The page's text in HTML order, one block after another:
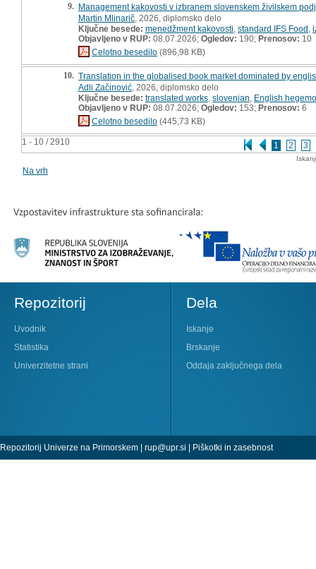
1 - 10 / 2910 1 2 3
9. Management kakovosti v izbranem slovenskem živilskem
Martin Mlinarič , 2026, diplomsko delo
Ključne besede: menedžment kakovosti standard IFS Food
Objavljeno v RUP: 08.07.2026; Ogledov: 190; Prenosov: 10
Celotno besedilo (896,98 KB)
10. Translation in the globalised book market dominated by
Adli Začinović , 2026, diplomsko delo
Ključne besede: translated works slovenian English
Objavljeno v RUP: 08.07.2026; Ogledov: 153; Prenosov: 6
Celotno besedilo (445,73 KB)
Na vrh
Repozitorij
Uvodnik
Statistika
Univerzitetne strani
Dela
Iskanje
Brskanje
Oddaja zaključnega dela
Repozitorij Univerze na Primorskem | rup@upr.si | Piškotki in zasebnost